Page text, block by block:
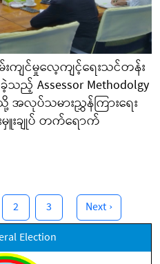
းကျင်မှုလေ့ကျင့်ရေးသင်တန်း
ည့် Assessor Methodolgy
အလုပ်သမားညွှန်ကြားရေး
မှူးချုပ် တက်ရောက်
2 3
Next ›
Election